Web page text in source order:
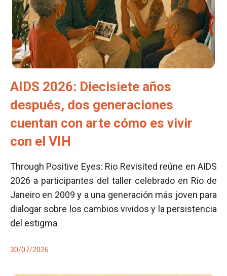
AIDS 2026: Diecisiete años
después, dos generaciones
cuentan con arte cómo es vivir
con el VIH
Through Positive Eyes: Rio Revisited reúne en AIDS
2026 a participantes del taller celebrado en Río de
Janeiro en 2009 y a una generación más joven para
dialogar sobre los cambios vividos y la persistencia
del estigma
30/07/2026